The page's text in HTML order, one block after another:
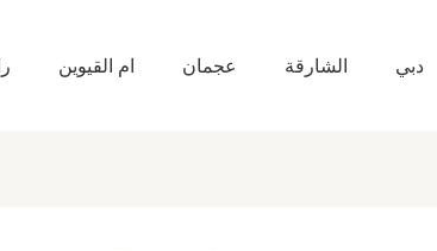
دبي الشارقة عجمان ام القيوين